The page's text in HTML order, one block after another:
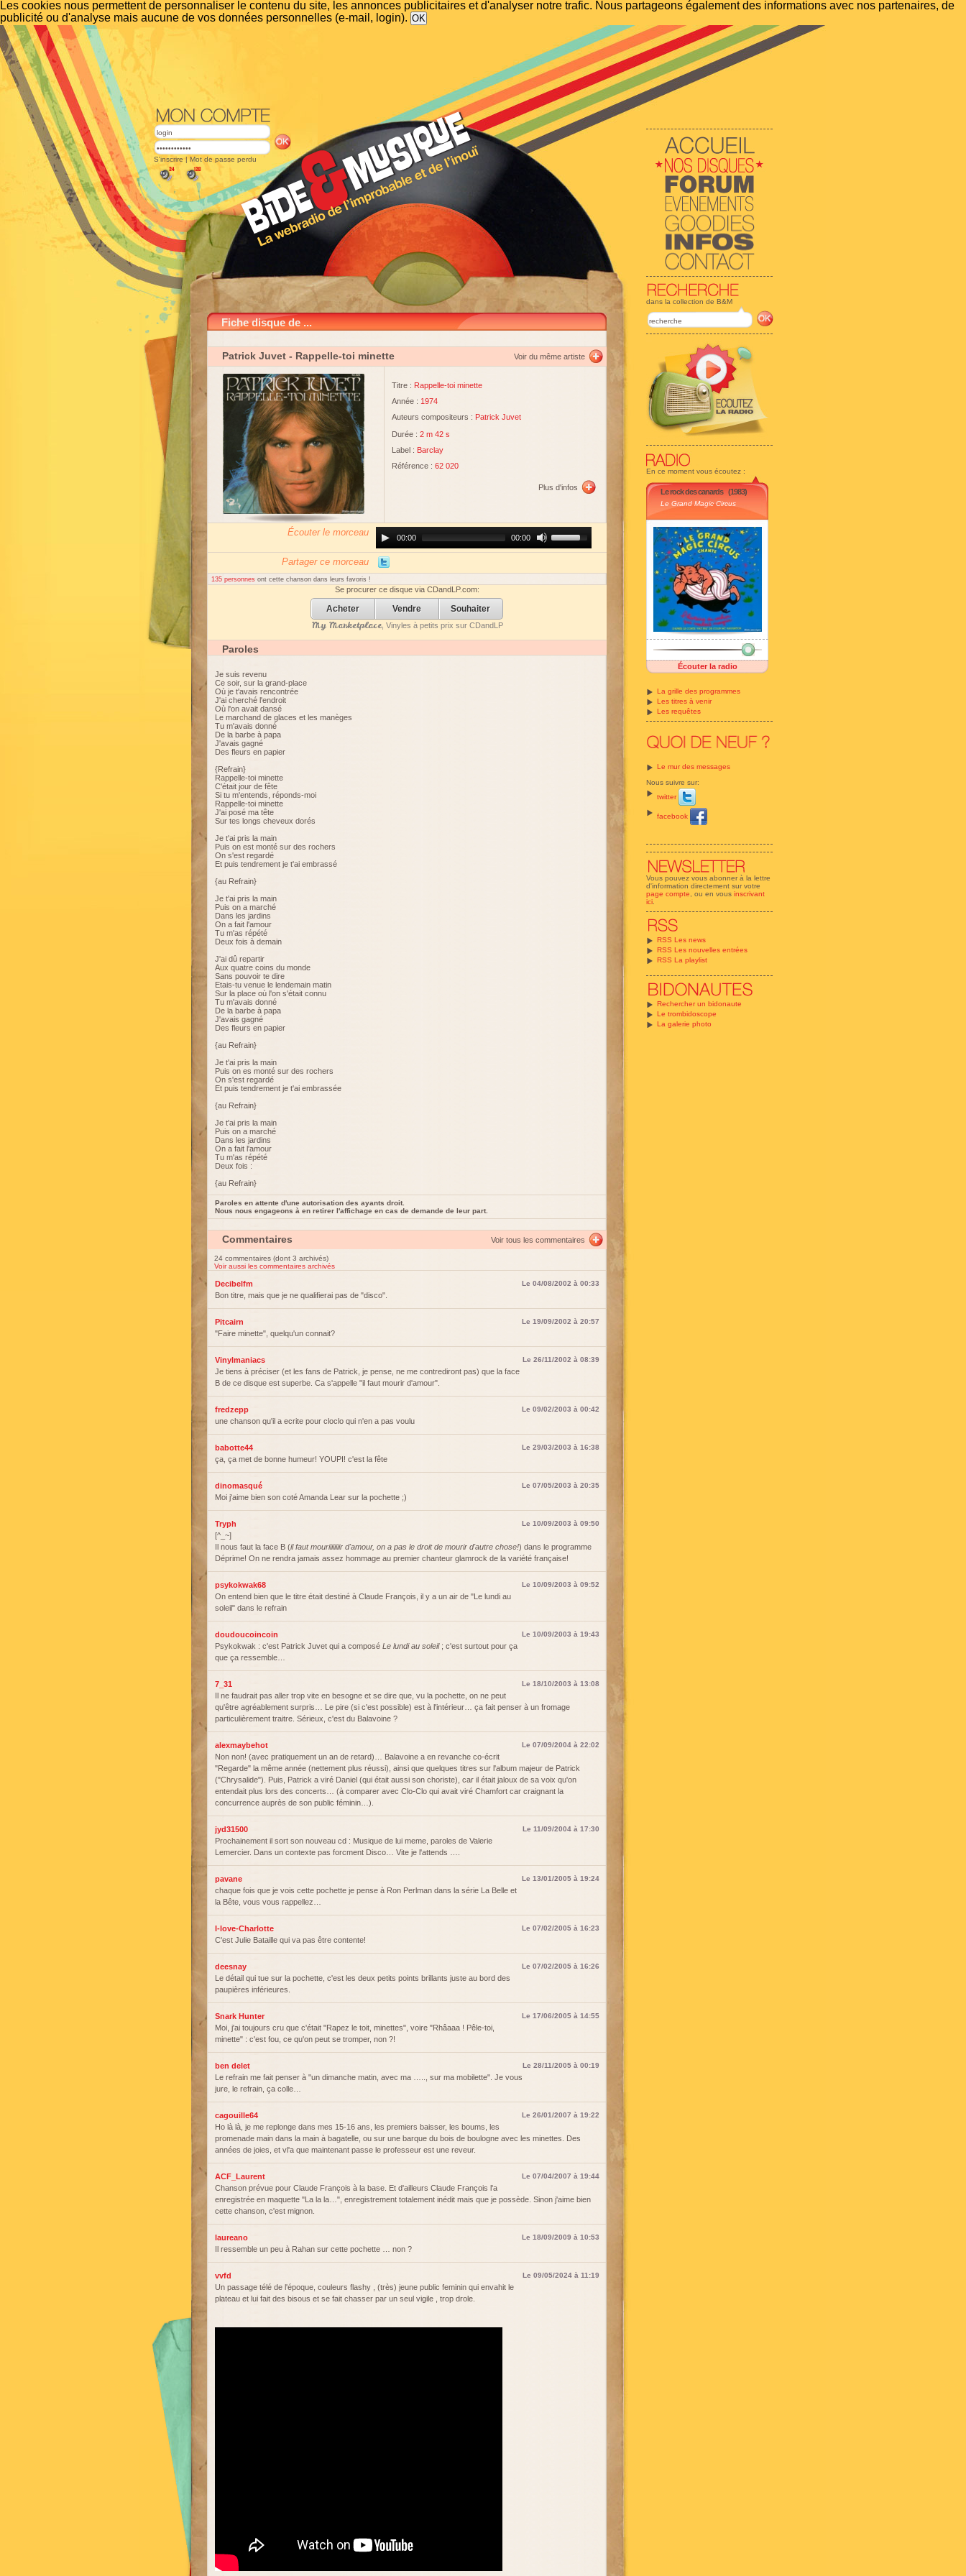
Les cookies nous permettent de personnaliser le contenu du site, les annonces publicitaires et d'analyser notre trafic. Nous partageons également des informations avec nos partenaires, de
publicité ou d'analyse mais aucune de vos données personnelles (e-mail, login).
dans la collection de B&M
En ce moment vous écoutez :
Le rock des canards (1983)
Le Grand Magic Circus
Écouter la radio
La grille des programmes
Les titres à venir
Les requêtes
Le mur des messages
Nous suivre sur:
twitter
facebook
Vous pouvez vous abonner à la lettre
d'information directement sur votre
page compte , ou en vous inscrivant
ici
RSS Les news
RSS Les nouvelles entrées
RSS La playlist
Rechercher un bidonaute
Le trombidoscope
La galerie photo
S'inscrire | Mot de passe perdu
Fiche disque de ...
Patrick Juvet - Rappelle-toi minette Voir du même artiste
Titre : Rappelle-toi minette
Année : 1974
Auteurs compositeurs : Patrick Juvet
Durée : 2 m 42 s
Label : Barclay
Référence : 62 020
Plus d'infos
Écouter le morceau
Player00:00 00:00
Up/Down
Arrow
increase
or
Partager ce morceau
135 personnes ont cette chanson dans leurs favoris !
Se procurer ce disque via CDandLP.com:
Acheter Vendre Souhaiter
My Marketplace, Vinyles à petits prix sur CDandLP
Paroles
Je suis revenu
Ce soir, sur la grand-place
Où je t'avais rencontrée
J'ai cherché l'endroit
Où l'on avait dansé
Le marchand de glaces et les manèges
Tu m'avais donné
De la barbe à papa
J'avais gagné
Des fleurs en papier
{Refrain}
Rappelle-toi minette
C'était jour de fête
Si tu m'entends, réponds-moi
Rappelle-toi minette
J'ai posé ma tête
Sur tes longs cheveux dorés
Je t'ai pris la main
Puis on est monté sur des rochers
On s'est regardé
Et puis tendrement je t'ai embrassé
{au Refrain}
Je t'ai pris la main
Puis on a marché
Dans les jardins
On a fait l'amour
Tu m'as répété
Deux fois à demain
J'ai dû repartir
Aux quatre coins du monde
Sans pouvoir te dire
Etais-tu venue le lendemain matin
Sur la place où l'on s'était connu
Tu m'avais donné
De la barbe à papa
J'avais gagné
Des fleurs en papier
{au Refrain}
Je t'ai pris la main
Puis on es monté sur des rochers
On s'est regardé
Et puis tendrement je t'ai embrassée
{au Refrain}
Je t'ai pris la main
Puis on a marché
Dans les jardins
On a fait l'amour
Tu m'as répété
Deux fois :
{au Refrain}
Paroles en attente d'une autorisation des ayants droit.
Nous nous engageons à en retirer l'affichage en cas de demande de leur part.
Commentaires Voir tous les commentaires
24 commentaires (dont 3 archivés)
Voir aussi les commentaires archivés
Decibelfm Le 04/08/2002 à 00:33
Bon titre, mais que je ne qualifierai pas de "disco".
Pitcairn Le 19/09/2002 à 20:57
"Faire minette", quelqu'un connait?
Vinylmaniacs Le 26/11/2002 à 08:39
Je tiens à préciser (et les fans de Patrick, je pense, ne me contrediront pas) que la face
B de ce disque est superbe. Ca s'appelle "il faut mourir d'amour".
fredzepp Le 09/02/2003 à 00:42
une chanson qu'il a ecrite pour cloclo qui n'en a pas voulu
babotte44 Le 29/03/2003 à 16:38
ça, ça met de bonne humeur! YOUPI! c'est la fête
dinomasqué Le 07/05/2003 à 20:35
Moi j'aime bien son coté Amanda Lear sur la pochette ;)
Tryph Le 10/09/2003 à 09:50
[^_~]
Il nous faut la face B (il faut mouriiiiiiiir d'amour, on a pas le droit de mourir d'autre chose!) dans le programme
Déprime! On ne rendra jamais assez hommage au premier chanteur glamrock de la variété française!
psykokwak68 Le 10/09/2003 à 09:52
On entend bien que le titre était destiné à Claude François, il y a un air de "Le lundi au
soleil" dans le refrain
doudoucoincoin Le 10/09/2003 à 19:43
Psykokwak : c'est Patrick Juvet qui a composé Le lundi au soleil; c'est surtout pour ça
que ça ressemble…
7_31 Le 18/10/2003 à 13:08
Il ne faudrait pas aller trop vite en besogne et se dire que, vu la pochette, on ne peut
qu'être agréablement surpris… Le pire (si c'est possible) est à l'intérieur… ça fait penser à un fromage
particulièrement traitre. Sérieux, c'est du Balavoine ?
alexmaybehot Le 07/09/2004 à 22:02
Non non! (avec pratiquement un an de retard)… Balavoine a en revanche co-écrit
"Regarde" la même année (nettement plus réussi), ainsi que quelques titres sur l'album majeur de Patrick
("Chrysalide"). Puis, Patrick a viré Daniel (qui était aussi son choriste), car il était jaloux de sa voix qu'on
entendait plus lors des concerts… (à comparer avec Clo-Clo qui avait viré Chamfort car craignant la
concurrence auprès de son public féminin…).
jyd31500 Le 11/09/2004 à 17:30
Prochainement il sort son nouveau cd : Musique de lui meme, paroles de Valerie
Lemercier. Dans un contexte pas forcment Disco… Vite je l'attends ….
pavane Le 13/01/2005 à 19:24
chaque fois que je vois cette pochette je pense à Ron Perlman dans la série La Belle et
la Bête, vous vous rappellez…
I-love-Charlotte Le 07/02/2005 à 16:23
C'est Julie Bataille qui va pas être contente!
deesnay Le 07/02/2005 à 16:26
Le détail qui tue sur la pochette, c'est les deux petits points brillants juste au bord des
paupières inférieures.
Snark Hunter Le 17/06/2005 à 14:55
Moi, j'ai toujours cru que c'était "Rapez le toit, minettes", voire "Rhâaaa ! Pêle-toi,
minette" : c'est fou, ce qu'on peut se tromper, non ?!
ben delet Le 28/11/2005 à 00:19
Le refrain me fait penser à "un dimanche matin, avec ma ….., sur ma mobilette". Je vous
jure, le refrain, ça colle…
cagouille64 Le 26/01/2007 à 19:22
Ho là là, je me replonge dans mes 15-16 ans, les premiers baisser, les boums, les
promenade main dans la main à bagatelle, ou sur une barque du bois de boulogne avec les minettes. Des
années de joies, et vl'a que maintenant passe le professeur est une reveur.
ACF_Laurent Le 07/04/2007 à 19:44
Chanson prévue pour Claude François à la base. Et d'ailleurs Claude François l'a
enregistrée en maquette "La la la…", enregistrement totalement inédit mais que je possède. Sinon j'aime bien
cette chanson, c'est mignon.
laureano Le 18/09/2009 à 10:53
Il ressemble un peu à Rahan sur cette pochette … non ?
vvfd Le 09/05/2024 à 11:19
Un passage télé de l'époque, couleurs flashy , (très) jeune public feminin qui envahit le
plateau et lui fait des bisous et se fait chasser par un seul vigile , trop drole.